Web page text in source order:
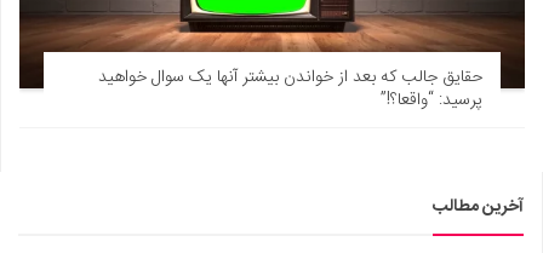
حقایق جالب که بعد از خواندن بیشتر آنها یک سوال خواهید
پرسید: “واقعا؟!”
آخرین مطالب